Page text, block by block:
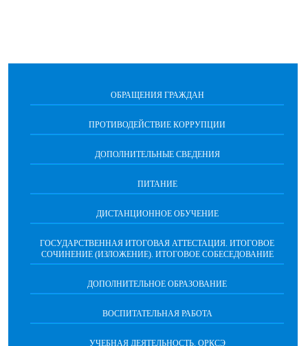
ОБРАЩЕНИЯ ГРАЖДАН
ПРОТИВОДЕЙСТВИЕ КОРРУПЦИИ
ДОПОЛНИТЕЛЬНЫЕ СВЕДЕНИЯ
ПИТАНИЕ
ДИСТАНЦИОННОЕ ОБУЧЕНИЕ
ГОСУДАРСТВЕННАЯ ИТОГОВАЯ АТТЕСТАЦИЯ. ИТОГОВОЕ
СОЧИНЕНИЕ (ИЗЛОЖЕНИЕ). ИТОГОВОЕ СОБЕСЕДОВАНИЕ
ДОПОЛНИТЕЛЬНОЕ ОБРАЗОВАНИЕ
ВОСПИТАТЕЛЬНАЯ РАБОТА
УЧЕБНАЯ ДЕЯТЕЛЬНОСТЬ. ОРКСЭ